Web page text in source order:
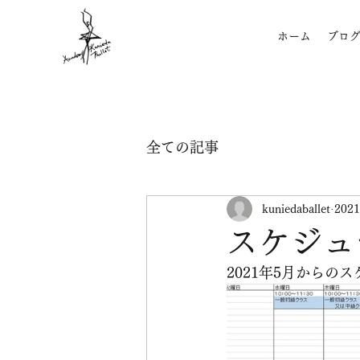
ホーム ブログ
全ての記事
スケジ
kuniedaballet
2021年5月からのス